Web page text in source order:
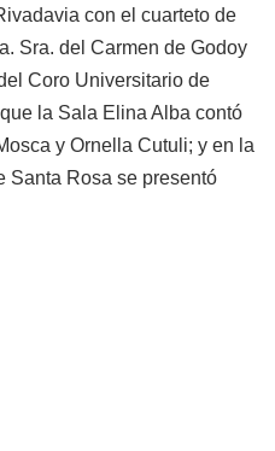
con el cuarteto de
Sra. del Carmen de Godoy
Coro Universitario de
la Sala Elina Alba contó
y Ornella Cutuli; y en la
Santa Rosa se presentó